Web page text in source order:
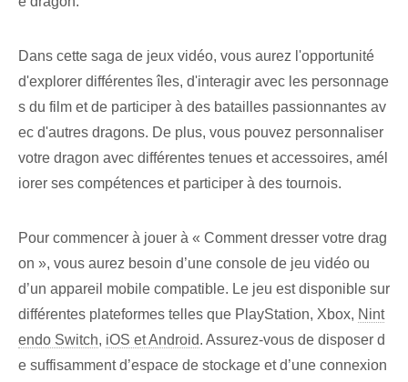
Dans cette saga de jeux vidéo, vous aurez l'opportunité
d'explorer différentes îles, d'interagir avec les personnage
s du film et de participer à des batailles passionnantes av
ec d'autres dragons. De plus, vous pouvez personnaliser
votre dragon avec différentes tenues et accessoires, amél
iorer ses compétences et participer à des tournois.
Pour commencer à jouer à « Comment dresser votre drag
on », vous aurez besoin d’une console de jeu vidéo ou
d’un appareil mobile compatible. Le jeu est disponible sur
différentes plateformes telles que PlayStation, Xbox, Nint
endo Switch, iOS et Android. Assurez-vous de disposer d
e suffisamment d’espace de stockage et d’une connexion